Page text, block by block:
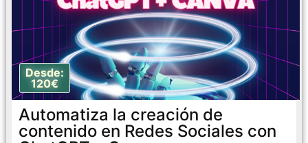
Desde:
120€
Automatiza la creación de
contenido en Redes Sociales con